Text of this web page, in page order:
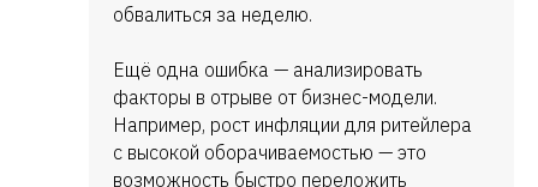
обвалиться за неделю.
Ещё одна ошибка — анализировать
факторы в отрыве от бизнес-модели.
Например, рост инфляции для ритейлера
с высокой оборачиваемостью — это
возможность быстро переложить